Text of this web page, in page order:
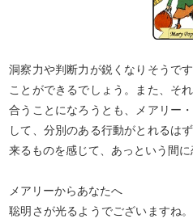
洞察力や判断力が鋭くなりそうで
ことができるでしょう。また、そ
合うことになろうとも、メアリー
して、分別のある行動がとれるは
来るものを感じて、あっという間に
メアリーからあなたへ
聡明さが光るようでございますね